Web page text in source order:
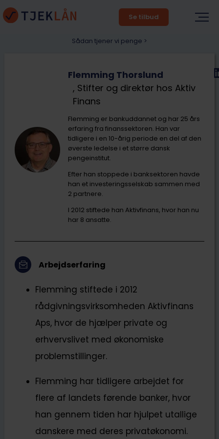
Se tilbud
Sådan tjener vi penge >
Flemming Thorslund
, Stifter og direktør hos Aktiv
Finans
Flemming er bankuddannet og har 25 års
erfaring fra finanssektoren. Han var
tidligere i en 10-årig periode en del af den
øverste ledelse i et større dansk
pengeinstitut.
Efter han stoppede i banksektoren havde
han et investeringsselskab sammen med
2 partnere.
I 2012 stiftede han Aktivfinans, hvor han nu
har 8 ansatte.
Arbejdserfaring
Flemming stiftede i 2012
rådgivningsvirksomheden Aktivfinans
Aps, hvor de hjælper private og
erhvervslivet med økonomiske
problemstillinger.
Flemming har tidligere arbejdet for
flere af landets førende banker, hvor
han gennem tiden har hjulpet utallige
danskere med deres privatøkonomi.